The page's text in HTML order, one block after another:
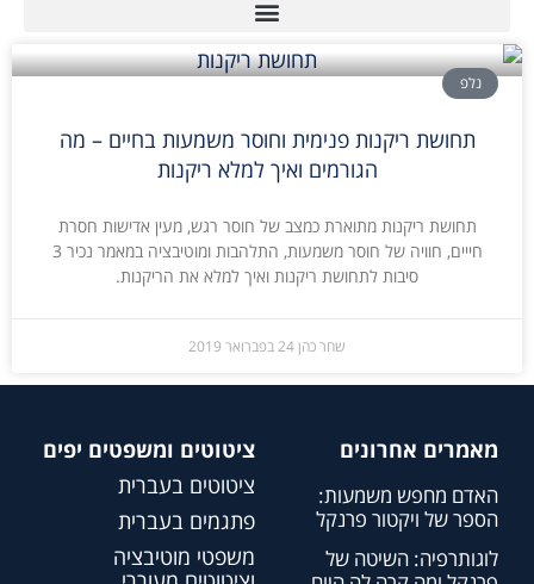
נלפ
תחושת ריקנות פנימית וחוסר משמעות בחיים – מה
הגורמים ואיך למלא ריקנות
תחושת ריקנות מתוארת כמצב של חוסר רגש, מעין אדישות חסרת
חייים, חוויה של חוסר משמעות, התלהבות ומוטיבציה במאמר נכיר 3
סיבות לתחושת ריקנות ואיך למלא את הריקנות.
שחר כהן24 בפברואר 2019
מאמרים אחרונים
האדם מחפש משמעות:
הספר של ויקטור פרנקל
לוגותרפיה: השיטה של
ציטוטים ומשפטים יפים
ציטוטים בעברית
פתגמים בעברית
משפטי מוטיבציה